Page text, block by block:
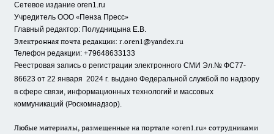
Сетевое издание oren1.ru
Учредитель ООО «Пенза Пресс»
Главный редактор: Полудницына Е.В.
Электронная почта редакции: r.oren1@yandex.ru
Телефон редакции: +79648633133
Реестровая запись о регистрации электронного СМИ Эл.№ ФС77-
86623 от 22 января 2024 г. выдано Федеральной службой по надзору
в сфере связи, информационных технологий и массовых
коммуникаций (Роскомнадзор).
Любые материалы, размещенные на портале «oren1.ru» сотрудниками